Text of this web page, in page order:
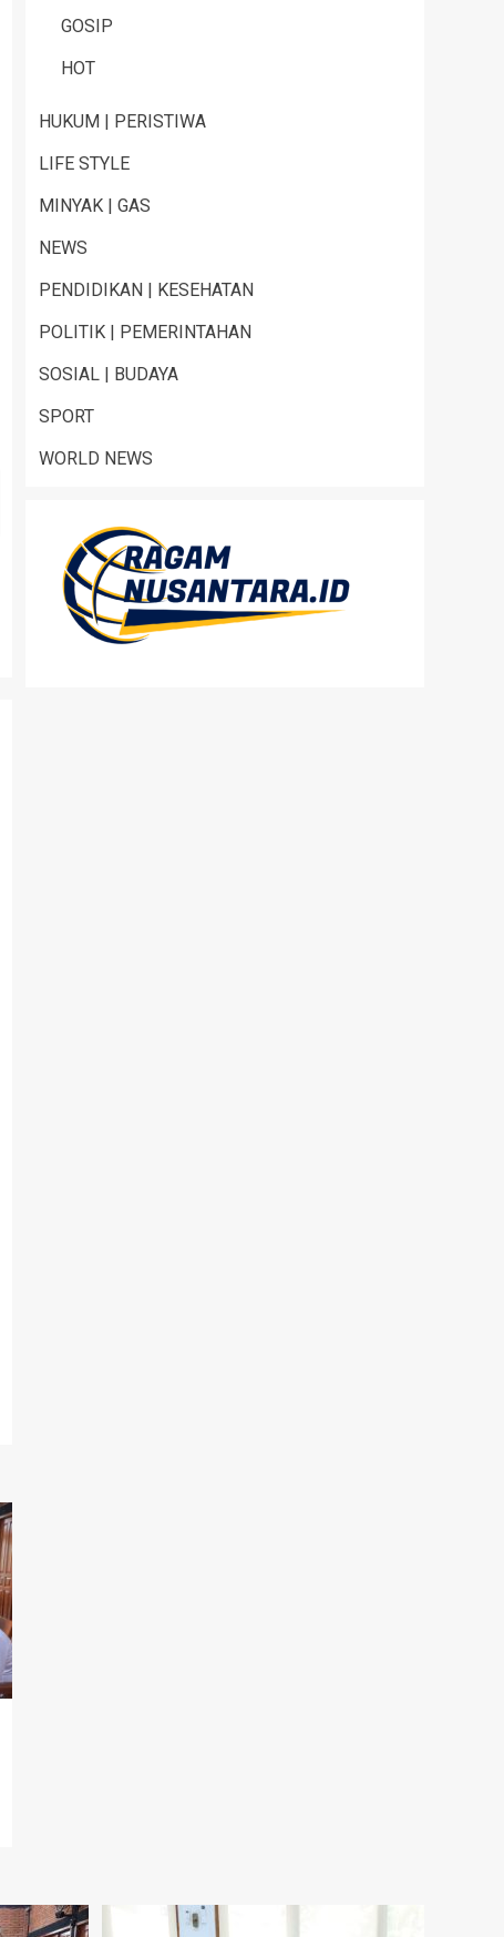
GOSIP
HOT
HUKUM | PERISTIWA
LIFE STYLE
MINYAK | GAS
NEWS
PENDIDIKAN | KESEHATAN
POLITIK | PEMERINTAHAN
SOSIAL | BUDAYA
SPORT
WORLD NEWS